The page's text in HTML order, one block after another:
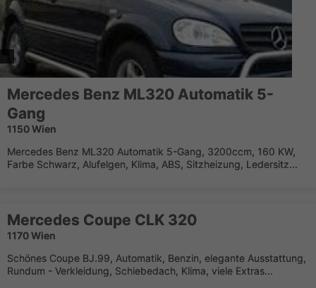
Mercedes Benz ML320 Automatik 5-
Gang
1150 Wien
Mercedes Benz ML320 Automatik 5-Gang, 3200ccm, 160 KW,
Farbe Schwarz, Alufelgen, Klima, ABS, Sitzheizung, Ledersitz...
Mercedes Coupe CLK 320
1170 Wien
Schönes Coupe BJ.99, Automatik, Benzin, elegante Ausstattung,
Rundum - Verkleidung, Schiebedach, Klima, viele Extras...